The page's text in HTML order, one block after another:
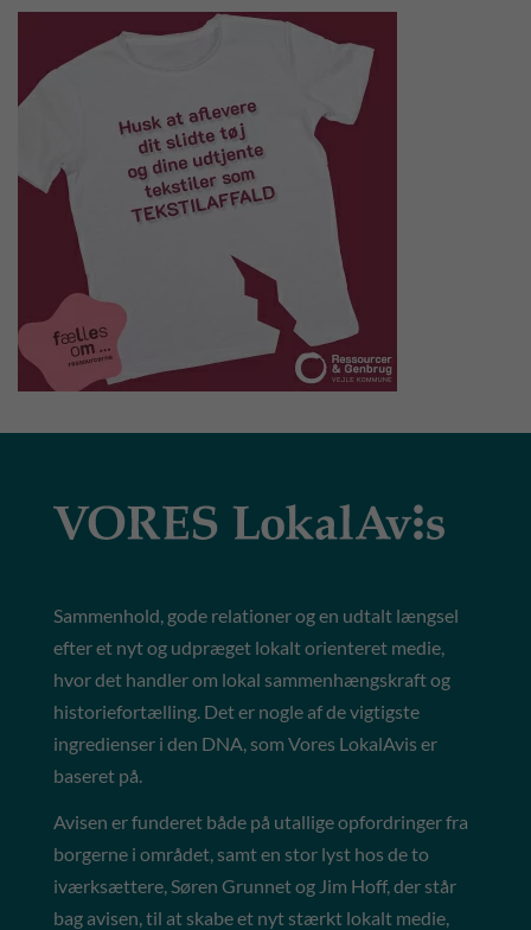
Sammenhold, gode relationer og en udtalt længsel
efter et nyt og udpræget lokalt orienteret medie,
hvor det handler om lokal sammenhængskraft og
historiefortælling. Det er nogle af de vigtigste
ingredienser i den DNA, som Vores LokalAvis er
baseret på.
Avisen er funderet både på utallige opfordringer fra
borgerne i området, samt en stor lyst hos de to
iværksættere, Søren Grunnet og Jim Hoff, der står
bag avisen, til at skabe et nyt stærkt lokalt medie,